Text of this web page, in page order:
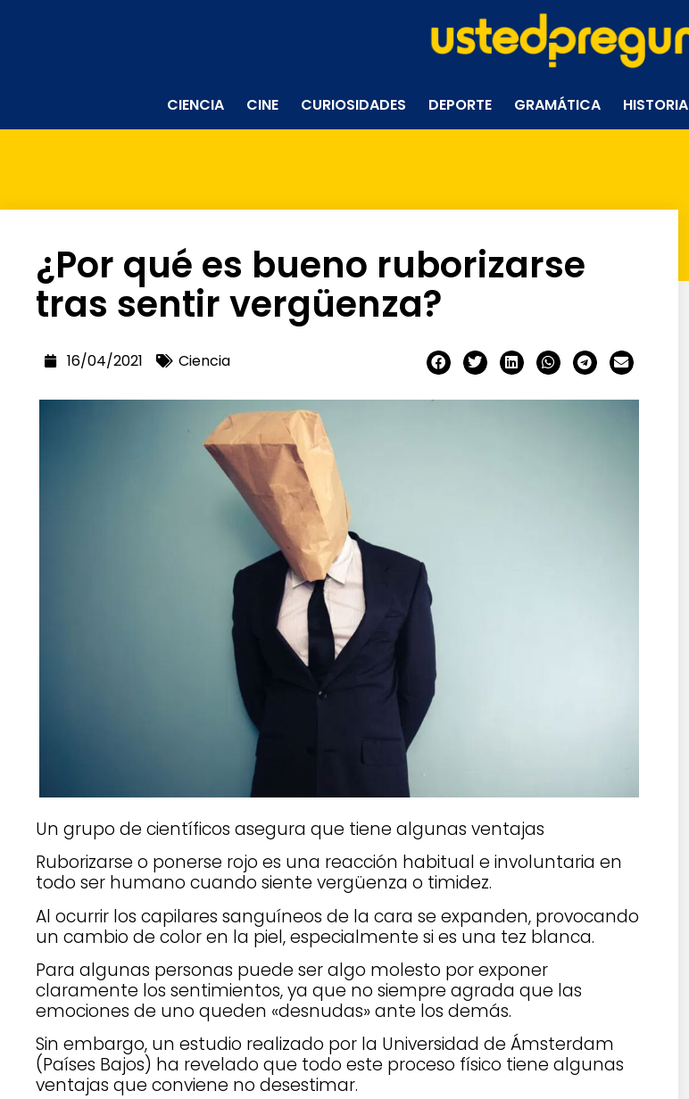
CIENCIA CINE CURIOSIDADES DEPORTE GRAMÁTICA HISTORIA
¿Por qué es bueno ruborizarse
tras sentir vergüenza?
16/04/2021 Ciencia
Un grupo de científicos asegura que tiene algunas ventajas
Ruborizarse o ponerse rojo es una reacción habitual e involuntaria en
todo ser humano cuando siente vergüenza o timidez.
Al ocurrir los capilares sanguíneos de la cara se expanden, provocando
un cambio de color en la piel, especialmente si es una tez blanca.
Para algunas personas puede ser algo molesto por exponer
claramente los sentimientos, ya que no siempre agrada que las
emociones de uno queden «desnudas» ante los demás.
Sin embargo, un estudio realizado por la Universidad de Ámsterdam
(Países Bajos) ha revelado que todo este proceso físico tiene algunas
ventajas que conviene no desestimar.